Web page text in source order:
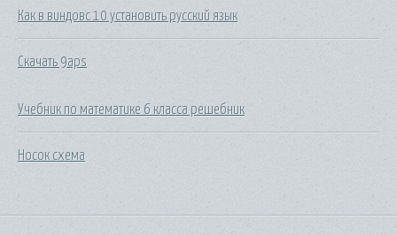
Как в виндовс 10 установить русский язык
Скачать 9aps
Учебник по математике 6 класса решебник
Носок схема